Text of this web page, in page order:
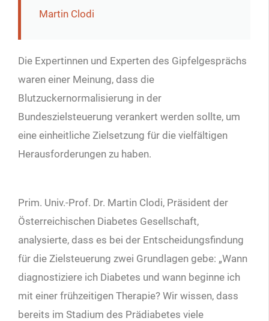
Martin Clodi
Die Expertinnen und Experten des Gipfelgesprächs
waren einer Meinung, dass die
Blutzuckernormalisierung in der
Bundeszielsteuerung verankert werden sollte, um
eine einheitliche Zielsetzung für die vielfältigen
Herausforderungen zu haben.
Prim. Univ.-Prof. Dr. Martin Clodi, Präsident der
Österreichischen Diabetes Gesellschaft,
analysierte, dass es bei der Entscheidungsfindung
für die Zielsteuerung zwei Grundlagen gebe: „Wann
diagnostiziere ich Diabetes und wann beginne ich
mit einer frühzeitigen Therapie? Wir wissen, dass
bereits im Stadium des Prädiabetes viele